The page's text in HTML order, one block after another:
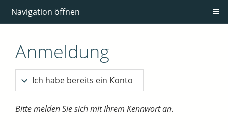
Navigation öffnen
Anmeldung
Ich habe bereits ein Konto
Bitte melden Sie sich mit Ihrem Kennwort an.